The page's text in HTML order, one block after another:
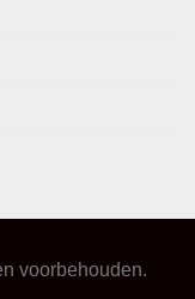
voorbehouden.